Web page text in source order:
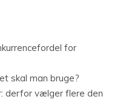
for
skal man bruge?
derfor vælger flere den